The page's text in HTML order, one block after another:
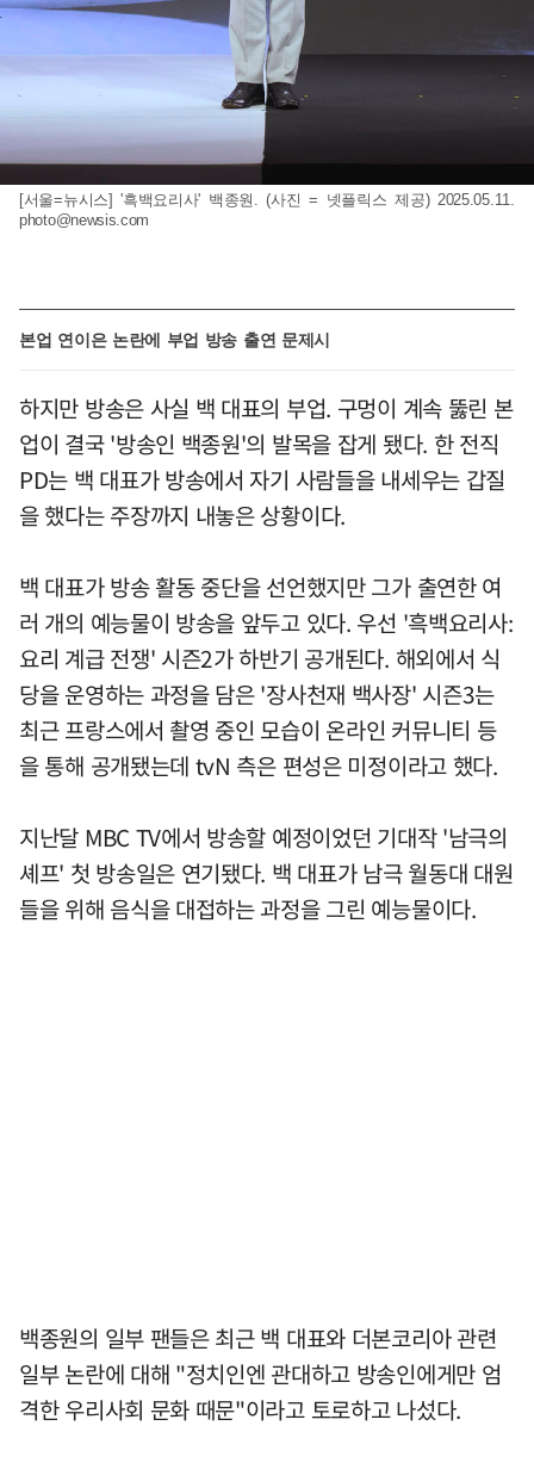
[서울=뉴시스] '흑백요리사' 백종원. (사진 = 넷플릭스 제공) 2025.05.11.
photo@newsis.com
본업 연이은 논란에 부업 방송 출연 문제시
하지만 방송은 사실 백 대표의 부업. 구멍이 계속 뚫린 본
업이 결국 '방송인 백종원'의 발목을 잡게 됐다. 한 전직
PD는 백 대표가 방송에서 자기 사람들을 내세우는 갑질
을 했다는 주장까지 내놓은 상황이다.
백 대표가 방송 활동 중단을 선언했지만 그가 출연한 여
러 개의 예능물이 방송을 앞두고 있다. 우선 '흑백요리사:
요리 계급 전쟁' 시즌2가 하반기 공개된다. 해외에서 식
당을 운영하는 과정을 담은 '장사천재 백사장' 시즌3는
최근 프랑스에서 촬영 중인 모습이 온라인 커뮤니티 등
을 통해 공개됐는데 tvN 측은 편성은 미정이라고 했다.
지난달 MBC TV에서 방송할 예정이었던 기대작 '남극의
셰프' 첫 방송일은 연기됐다. 백 대표가 남극 월동대 대원
들을 위해 음식을 대접하는 과정을 그린 예능물이다.
백종원의 일부 팬들은 최근 백 대표와 더본코리아 관련
일부 논란에 대해 "정치인엔 관대하고 방송인에게만 엄
격한 우리사회 문화 때문"이라고 토로하고 나섰다.